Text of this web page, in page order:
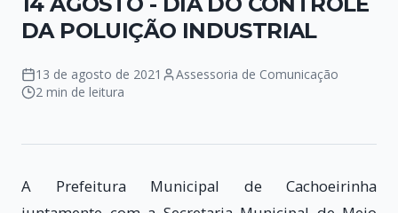
DA POLUIÇÃO INDUSTRIAL
13 de agosto de 2021
Assessoria de Comunicação
2 min de leitura
A Prefeitura Municipal de Cachoeirinha